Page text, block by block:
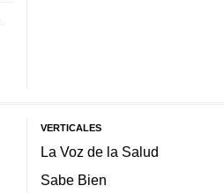
VERTICALES
La Voz de la Salud
Sabe Bien